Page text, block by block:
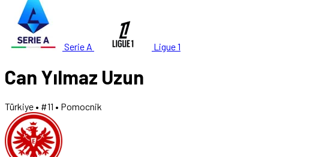
Serie A Ligue 1
Can Yılmaz Uzun
Türkiye • #11 • Pomocnik